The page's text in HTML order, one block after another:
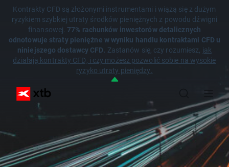
Kontrakty CFD są złożonymi instrumentami i wiążą się z dużym
ryzykiem szybkiej utraty środków pieniężnych z powodu dźwigni
finansowej.77% rachunków inwestorów detalicznych
odnotowuje straty pieniężne w wyniku handlu kontraktami CFD u
niniejszego dostawcy CFD. Zastanów się, czy rozumiesz, jak
działają kontrakty CFD, i czy możesz pozwolić sobie na wysokie
ryzyko utraty pieniędzy.